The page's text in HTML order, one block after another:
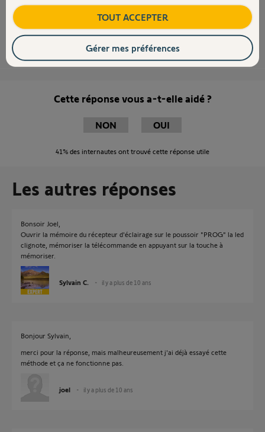
Bonne journée,
Thomas M. il y a plus de 10 ans
Cette réponse vous a-t-elle aidé ?
NON OUI
41% des internautes ont trouvé cette réponse utile
Les autres réponses
Bonsoir Joel,
Ouvrir la mémoire du récepteur d'éclairage sur le poussoir "PROG" la led
clignote, mémoriser la télécommande en appuyant sur la touche à
mémoriser.
Sylvain C. il y a plus de 10 ans
Bonjour Sylvain,
merci pour la réponse, mais malheureusement j'ai déjà essayé cette
méthode et ça ne fonctionne pas.
joel il y a plus de 10 ans
TOUT ACCEPTER
Gérer mes préférences